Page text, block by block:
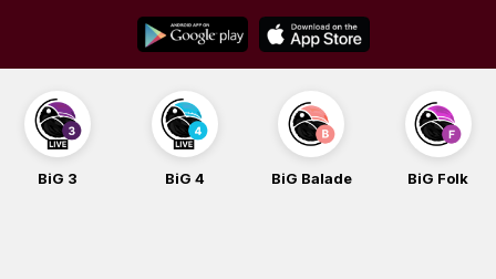
content
BiG 3 BiG 4 BiG Balade BiG Folk